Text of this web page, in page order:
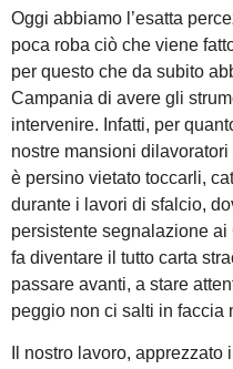
Oggi abbiamo l’esatta
poca roba ciò che viene
per questo che da subito
Campania di avere gli
intervenire. Infatti, per
nostre mansioni
è persino vietato toccarli,
durante i lavori di sfalcio,
persistente segnalazione
fa diventare il tutto carta
passare avanti, a stare
peggio non ci salti in faccia
Il nostro lavoro,